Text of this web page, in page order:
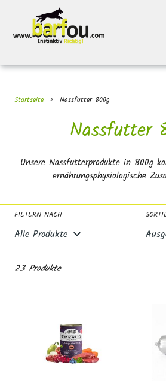
Inhalt
Startseite › Nassfutter 800g
S
a
m
m
u
Nassfutter
Unsere Nassfutterprodukte in 800g
ernährungsphysiologische
FILTERN NACH
23 Produkte